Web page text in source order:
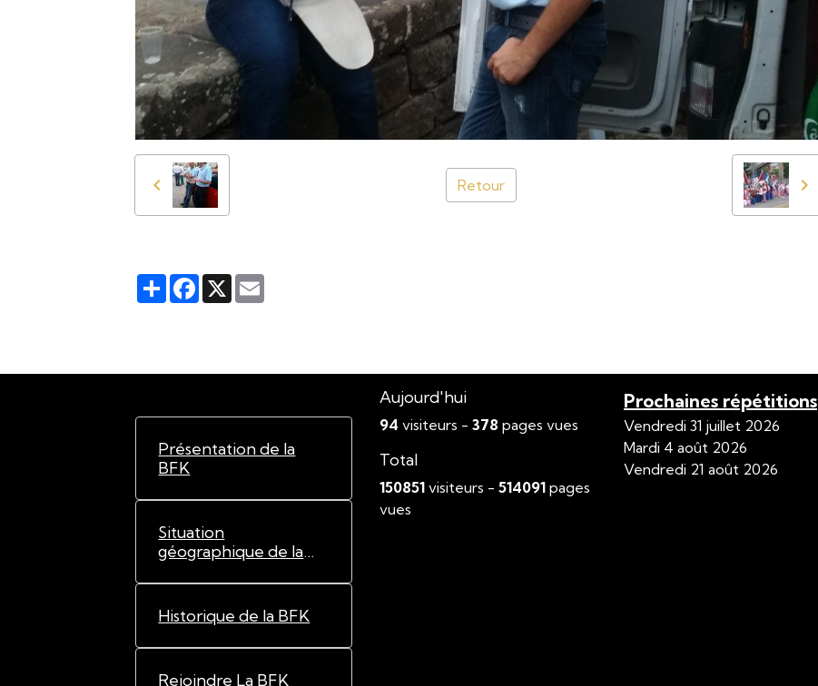
Retour
PartagerFacebook
X
Présentation de la
BFK
Situation
géographique de la
Historique de la BFK
Rejoindre La BFK
Aujourd'hui
94 visiteurs -378 pages vues
Total
150851 visiteurs -514091 pages
vues
Prochaines répétitions
Vendredi 31 juillet 2026
Mardi 4 août 2026
Vendredi 21 août 2026